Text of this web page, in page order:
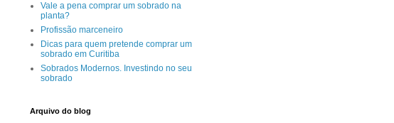
Vale a pena comprar um sobrado na
planta?
Profissão marceneiro
Dicas para quem pretende comprar um
sobrado em Curitiba
Sobrados Modernos. Investindo no seu
sobrado
Arquivo do blog